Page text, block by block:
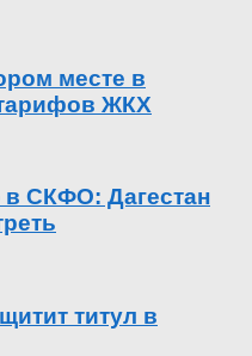
месте в
ЖКХ
СКФО: Дагестан
титул в